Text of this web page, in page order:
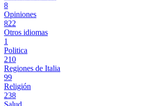
8
Opiniones
822
Otros idiomas
1
Politica
210
Regiones de Italia
99
Religión
238
Salud